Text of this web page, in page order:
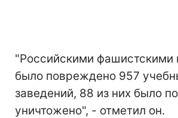
"Российскими фашистскими
было повреждено 957
заведений, 88 из них было
уничтожено", - отметил он.